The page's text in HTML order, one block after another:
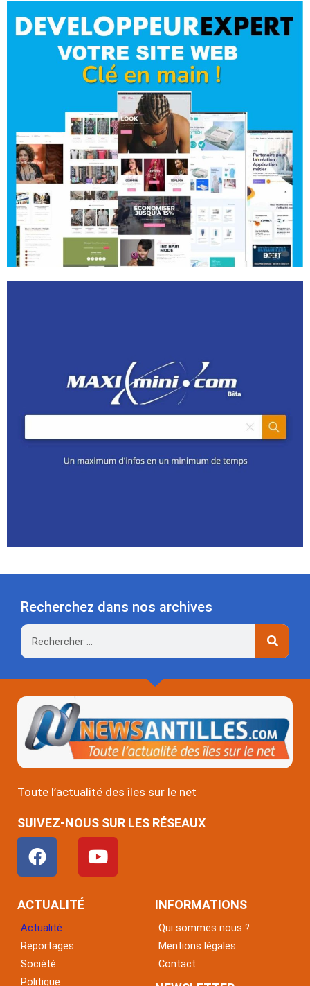
Recherchez dans nos archives
Rechercher
Toute l’actualité des îles sur le net
SUIVEZ-NOUS SUR LES RÉSEAUX
F
a
c
e
o
o
k
Y
o
u
ACTUALITÉ
Actualité
Reportages
Société
Politique
INFORMATIONS
Qui sommes nous ?
Mentions légales
Contact